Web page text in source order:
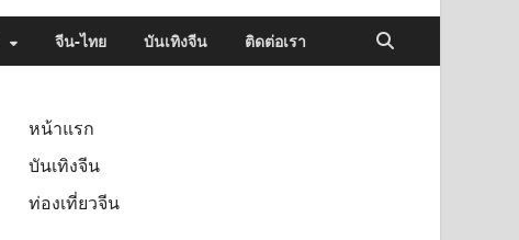
จีน-ไทย บันเทิงจีน ติดต่อเรา
หน้าแรก
บันเทิงจีน
ท่องเที่ยวจีน